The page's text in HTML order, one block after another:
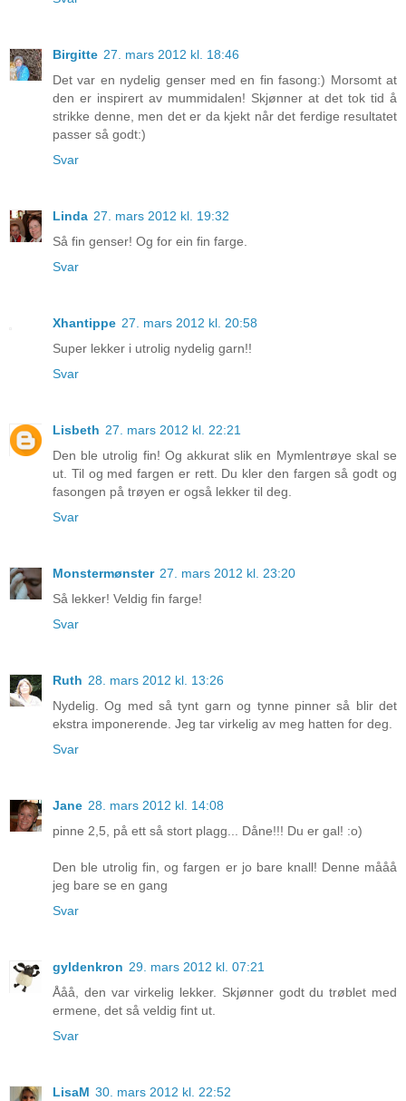
Birgitte 27. mars 2012 kl. 18:46
Det var en nydelig genser med en fin fasong:) Morsomt at
den er inspirert av mummidalen! Skjønner at det tok tid å
strikke denne, men det er da kjekt når det ferdige resultatet
passer så godt:)
Svar
Linda 27. mars 2012 kl. 19:32
Så fin genser! Og for ein fin farge.
Svar
Xhantippe 27. mars 2012 kl. 20:58
Super lekker i utrolig nydelig garn!!
Svar
Lisbeth 27. mars 2012 kl. 22:21
Den ble utrolig fin! Og akkurat slik en Mymlentrøye skal se
ut. Til og med fargen er rett. Du kler den fargen så godt og
fasongen på trøyen er også lekker til deg.
Svar
Monstermønster 27. mars 2012 kl. 23:20
Så lekker! Veldig fin farge!
Svar
Ruth 28. mars 2012 kl. 13:26
Nydelig. Og med så tynt garn og tynne pinner så blir det
ekstra imponerende. Jeg tar virkelig av meg hatten for deg.
Svar
Jane 28. mars 2012 kl. 14:08
pinne 2,5, på ett så stort plagg... Dåne!!! Du er gal! :o)
Den ble utrolig fin, og fargen er jo bare knall! Denne mååå
jeg bare se en gang
Svar
gyldenkron 29. mars 2012 kl. 07:21
Ååå, den var virkelig lekker. Skjønner godt du trøblet med
ermene, det så veldig fint ut.
Svar
LisaM 30. mars 2012 kl. 22:52